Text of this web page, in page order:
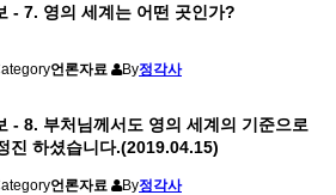
- 7. 영의 세계는 어떤 곳인가?
언론자료 By정각사
- 8. 부처님께서도 영의 세계의 기준으로
진 하셨습니다.(2019.04.15)
언론자료 By정각사